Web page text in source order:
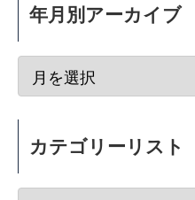
年月別アーカイブ
カテゴリーリスト